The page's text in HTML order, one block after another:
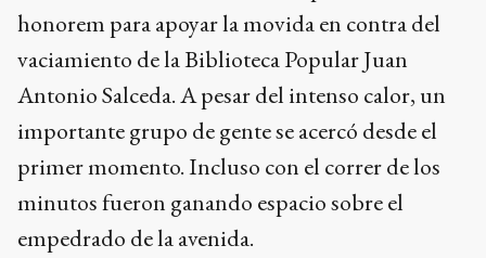
importante grupo de gente se acercó desde el
primer momento. Incluso con el correr de los
minutos fueron ganando espacio sobre el
empedrado de la avenida.